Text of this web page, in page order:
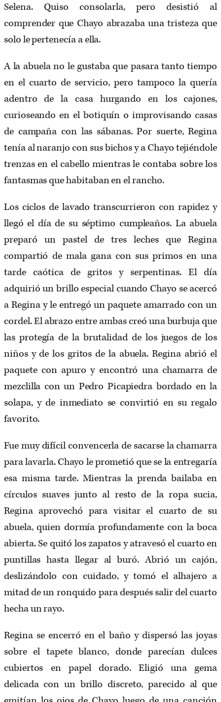
Selena. Quiso consolarla, pero desistió al
comprender que Chayo abrazaba una tristeza que
solo le pertenecía a ella.
A la abuela no le gustaba que pasara tanto tiempo
en el cuarto de servicio, pero tampoco la quería
adentro de la casa hurgando en los cajones,
curioseando en el botiquín o improvisando casas
de campaña con las sábanas. Por suerte, Regina
tenía al naranjo con sus bichos y a Chayo tejiéndole
trenzas en el cabello mientras le contaba sobre los
fantasmas que habitaban en el rancho.
Los ciclos de lavado transcurrieron con rapidez y
llegó el día de su séptimo cumpleaños. La abuela
preparó un pastel de tres leches que Regina
compartió de mala gana con sus primos en una
tarde caótica de gritos y serpentinas. El día
adquirió un brillo especial cuando Chayo se acercó
a Regina y le entregó un paquete amarrado con un
cordel. El abrazo entre ambas creó una burbuja que
las protegía de la brutalidad de los juegos de los
niños y de los gritos de la abuela. Regina abrió el
paquete con apuro y encontró una chamarra de
mezclilla con un Pedro Picapiedra bordado en la
solapa, y de inmediato se convirtió en su regalo
favorito.
Fue muy difícil convencerla de sacarse la chamarra
para lavarla. Chayo le prometió que se la entregaría
esa misma tarde. Mientras la prenda bailaba en
círculos suaves junto al resto de la ropa sucia,
Regina aprovechó para visitar el cuarto de su
abuela, quien dormía profundamente con la boca
abierta. Se quitó los zapatos y atravesó el cuarto en
puntillas hasta llegar al buró. Abrió un cajón,
deslizándolo con cuidado, y tomó el alhajero a
mitad de un ronquido para después salir del cuarto
hecha un rayo.
Regina se encerró en el baño y dispersó las joyas
sobre el tapete blanco, donde parecían dulces
cubiertos en papel dorado. Eligió una gema
delicada con un brillo discreto, parecido al que